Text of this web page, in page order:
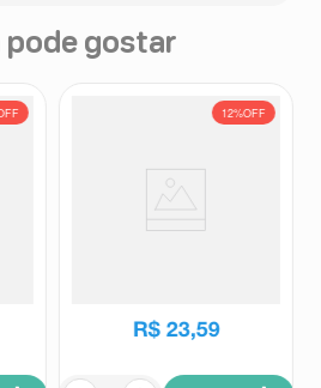
pode gostar
12%OFF
R$ 23,59